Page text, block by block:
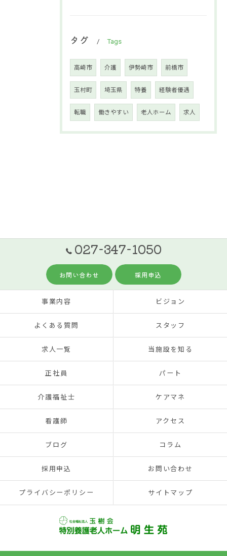
タグ Tags
高崎市 介護 伊勢崎市 前橋市
玉村町 埼玉県 特養 経験者優遇
転職 働きやすい 老人ホーム 求人
027-347-1050
お問い合わせ 採用申込
事業内容 ビジョン
よくある質問 スタッフ
求人一覧 当施設を知る
正社員 パート
介護福祉士 ケアマネ
看護師 アクセス
ブログ コラム
採用申込 お問い合わせ
プライバシーポリシー サイトマップ